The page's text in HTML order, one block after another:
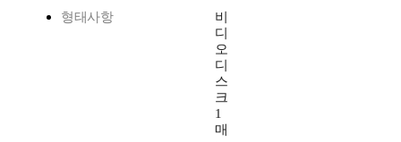
형태사항
비
디
오
디
스
크
1
매